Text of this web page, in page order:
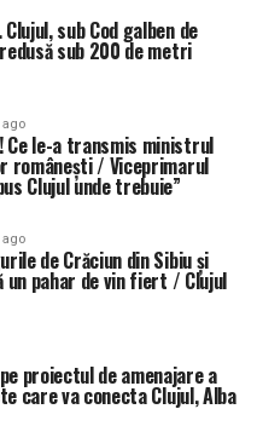
sub Cod galben de
sub 200 de metri
ago
le-a transmis ministrul
românești / Viceprimarul
Clujul unde trebuie”
ago
de Crăciun din Sibiu și
un pahar de vin fiert / Clujul
proiectul de amenajare a
care va conecta Clujul, Alba